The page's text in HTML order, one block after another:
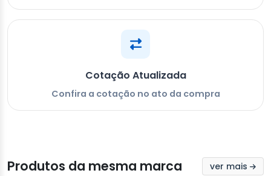
Cotação Atualizada
Confira a cotação no ato da compra
Produtos da mesma marca ver mais